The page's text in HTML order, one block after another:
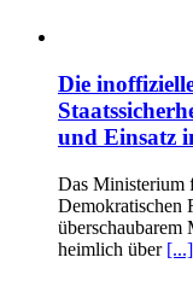
Die
und Einsatz
Das Ministerium
Demokratischen
überschaubarem
heimlich über [...]